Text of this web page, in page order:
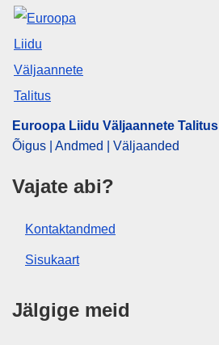
Euroopa Liidu Väljaannete Talitus
Õigus | Andmed | Väljaanded
Vajate abi?
Kontaktandmed
Sisukaart
Jälgige meid